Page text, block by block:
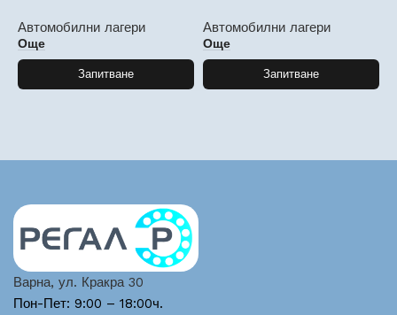
Автомобилни лагери
Още
Запитване
Автомобилни лагери
Още
Запитване
Варна, ул. Кракра 30
Пон-Пет: 9:00 – 18:00ч.